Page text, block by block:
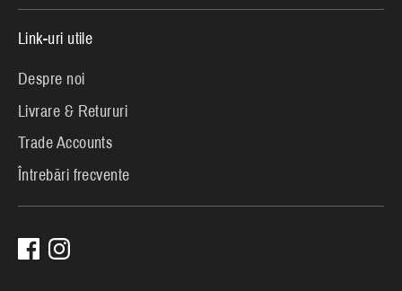
Link-uri utile
Despre noi
Livrare & Retururi
Trade Accounts
Întrebări frecvente